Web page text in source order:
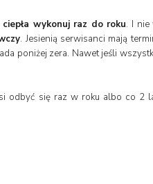
wykonuj raz do roku. I nie
. Jesienią serwisanci mają
poniżej zera. Nawet jeśli
odbyć się raz w roku albo co 2